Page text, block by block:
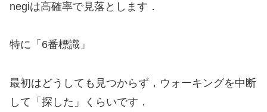
negiは高確率で見落とします．
特に「6番標識」
最初はどうしても見つからず，ウォーキングを中断
して「探した」くらいです．